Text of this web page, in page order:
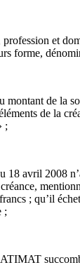
profession et
forme,
montant de la
de la
;
18 avril 2008
; qu’il
;